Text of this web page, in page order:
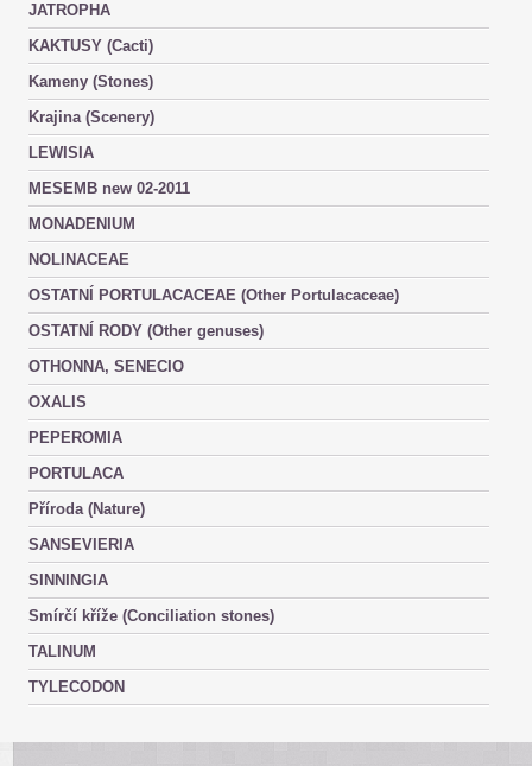
JATROPHA
KAKTUSY (Cacti)
Kameny (Stones)
Krajina (Scenery)
LEWISIA
MESEMB new 02-2011
MONADENIUM
NOLINACEAE
OSTATNÍ PORTULACACEAE (Other Portulacaceae)
OSTATNÍ RODY (Other genuses)
OTHONNA, SENECIO
OXALIS
PEPEROMIA
PORTULACA
Příroda (Nature)
SANSEVIERIA
SINNINGIA
Smírčí kříže (Conciliation stones)
TALINUM
TYLECODON